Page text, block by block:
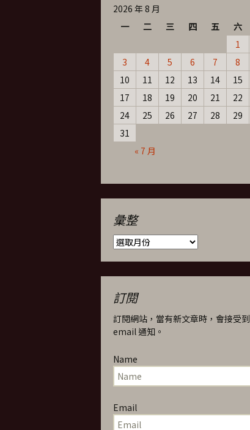
2026 年 8 月
一
二 三 四 五 六
1
3
4 5 6 7 8
10
11 12 13 14 15
17
18 19 20 21 22
24
25 26 27 28 29
31
« 7 月
彙整
彙
整
訂閱
訂閱網站，當有新文章時，會接受到
email 通知。
Name
Email